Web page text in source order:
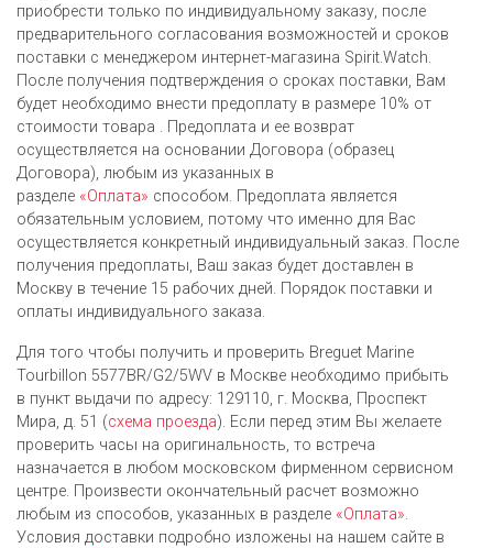
приобрести только по индивидуальному заказу, после
предварительного согласования возможностей и сроков
поставки с менеджером интернет-магазина Spirit.Watch.
После получения подтверждения о сроках поставки, Вам
будет необходимо внести предоплату в размере 10% от
стоимости товара . Предоплата и ее возврат
осуществляется на основании Договора (образец
Договора), любым из указанных в
разделе «Оплата» способом. Предоплата является
обязательным условием, потому что именно для Вас
осуществляется конкретный индивидуальный заказ. После
получения предоплаты, Ваш заказ будет доставлен в
Москву в течение 15 рабочих дней. Порядок поставки и
оплаты индивидуального заказа.
Для того чтобы получить и проверить Breguet Marine
Tourbillon 5577BR/G2/5WV в Москве необходимо прибыть
в пункт выдачи по адресу: 129110, г. Москва, Проспект
Мира, д. 51 (схема проезда). Если перед этим Вы желаете
проверить часы на оригинальность, то встреча
назначается в любом московском фирменном сервисном
центре. Произвести окончательный расчет возможно
любым из cпособов, указанных в разделе «Оплата».
Условия доставки подробно изложены на нашем сайте в